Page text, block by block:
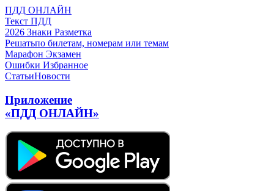
ПДД ОНЛАЙН
Текст ПДД
2026 Знаки Разметка
Решатьпо билетам, номерам или темам
Марафон Экзамен
Ошибки Избранное
СтатьиНовости
Приложение
«ПДД ОНЛАЙН»